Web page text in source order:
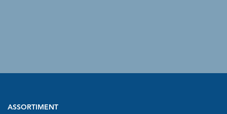
ASSORTIMENT